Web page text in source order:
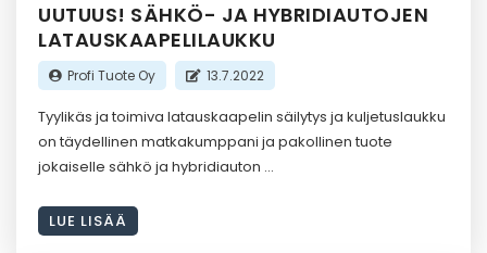
UUTUUS! SÄHKÖ- JA HYBRIDIAUTOJEN
LATAUSKAAPELILAUKKU
Profi Tuote Oy 13.7.2022
Tyylikäs ja toimiva latauskaapelin säilytys ja kuljetuslaukku
on täydellinen matkakumppani ja pakollinen tuote
jokaiselle sähkö ja hybridiauton
LUE LISÄÄ